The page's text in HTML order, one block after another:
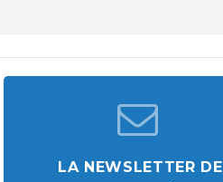
LA NEWSLETTER DE